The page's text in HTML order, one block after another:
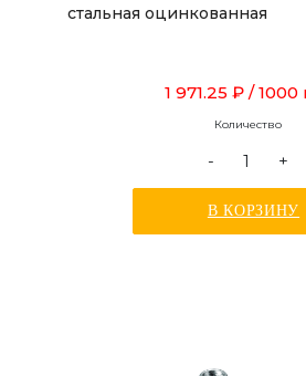
стальная оцинкованная
1 971.25 ₽ / 1000
Количество
- +
В КОРЗИНУ